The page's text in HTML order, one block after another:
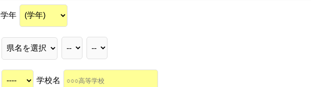
学年
学校名